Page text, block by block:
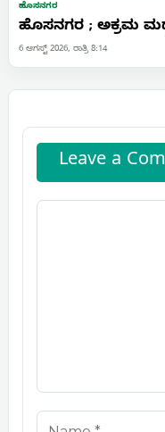
ಹೊಸನಗರ
ಹೊಸನಗರ ; ಅಕ್ರಮ
6 ಆಗಸ್ಟ್ 2026, ರಾತ್ರಿ 8:14
Leave a
Comment
Name